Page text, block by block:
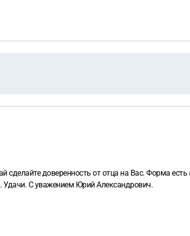
сделайте доверенность от отца на Вас. Форма
С уважением Юрий Александрович.